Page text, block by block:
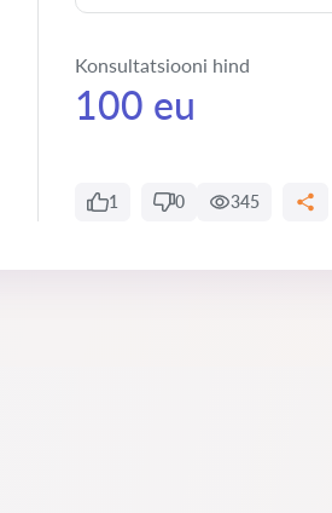
Konsultatsiooni hind
100 eu
1 0 345